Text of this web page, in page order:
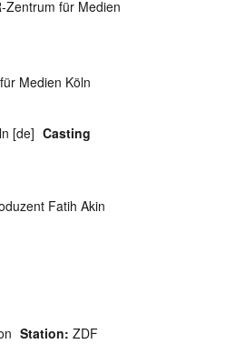
Zentrum für Medien
Medien Köln
[de] Casting
Fatih Akin
Station: ZDF